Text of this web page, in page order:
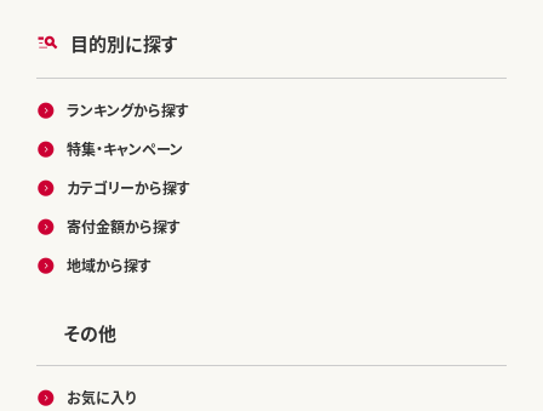
目的別に探す
ランキングから探す
特集・キャンペーン
カテゴリーから探す
寄付金額から探す
地域から探す
その他
お気に入り